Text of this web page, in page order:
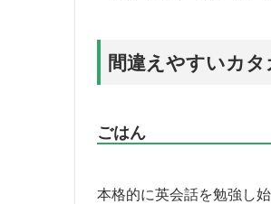
間違えやすいカ
ごはん
本格的に英会話を勉強し